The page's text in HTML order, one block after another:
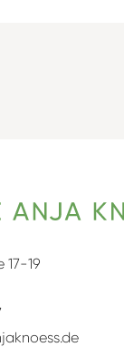
17-19